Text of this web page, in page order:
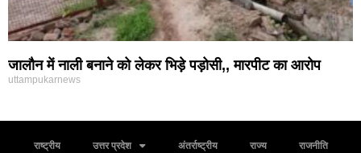
जालौन में नाली बनाने को लेकर भिड़े पड़ोसी,, मारपीट का आरोप
uttampukarnews
राष्ट्रीय उत्तर प्रदेश अंतर्राष्ट्रीय राज्य
राजनीति